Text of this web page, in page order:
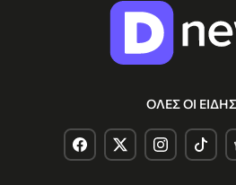
ΟΛΕΣ ΟΙ